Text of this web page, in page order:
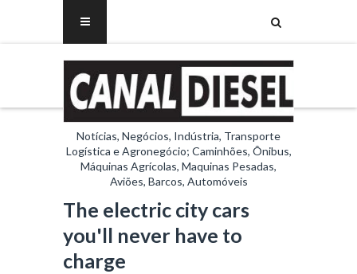
Notícias, Negócios, Indústria, Transporte
Logística e Agronegócio; Caminhões, Ônibus,
Máquinas Agrícolas, Maquinas Pesadas,
Aviões, Barcos, Automóveis
The electric city cars
you'll never have to
charge